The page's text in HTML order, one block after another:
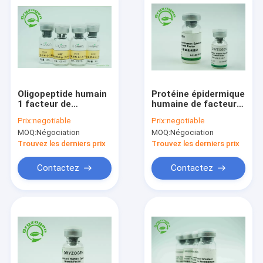
Produits
Au sujet de nous
Oligopeptide humain
1 facteur de
épidermique d'EGF
dans les
cosmétiques/soin de
Prix:negotiable
MOQ:Négociation
Trouvez les derniers prix
Contactez
Protéine épidermique
humaine de facteur
grande pureté
favorisant la
croissance de
épidermiques
Prix:negotiable
MOQ:Négociation
Trouvez les derniers prix
Contactez